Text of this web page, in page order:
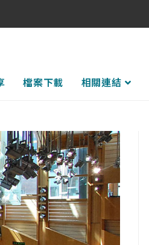
檔案下載 相關連結